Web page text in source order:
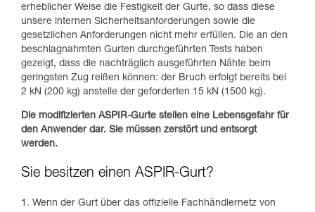
erheblicher Weise die Festigkeit der Gurte, so dass diese
unsere internen Sicherheitsanforderungen sowie die
gesetzlichen Anforderungen nicht mehr erfüllen. Die an den
beschlagnahmten Gurten durchgeführten Tests haben
gezeigt, dass die nachträglich ausgeführten Nähte beim
geringsten Zug reißen können: der Bruch erfolgt bereits bei
2 kN (200 kg) anstelle der geforderten 15 kN (1500 kg).
Die modifizierten ASPIR-Gurte stellen eine Lebensgefahr für
den Anwender dar. Sie müssen zerstört und entsorgt
werden.
Sie besitzen einen ASPIR-Gurt?
1. Wenn der Gurt über das offizielle Fachhändlernetz von